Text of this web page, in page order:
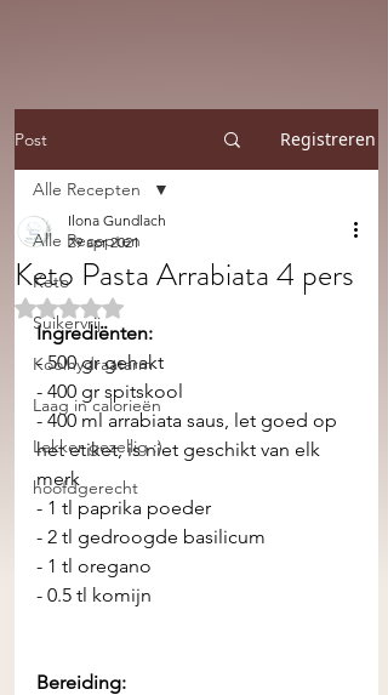
Post Registreren
Alle Recepten
Keto
Suikervrij
Koolhydraatarm
Laag in calorieën
Lekker gezellig :)
hoofdgerecht
Alle Recepten
Keto Pasta Arrabiata 4 pers
Ilona Gundlach
29 apr 2021
Beoordeeld met NaN uit 5 sterren.
Ingrediënten:
- 500 gr gehakt
- 400 gr spitskool
- 400 ml arrabiata saus, let goed op
het etiket, is niet geschikt van elk
merk
- 1 tl paprika poeder
- 2 tl gedroogde basilicum
- 1 tl oregano
- 0.5 tl komijn
Bereiding: